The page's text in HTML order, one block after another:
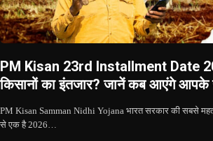
PM Kisan 23rd Installment Date
किसानों का इंतजार? जानें कब आएंगे आपके
PM Kisan Samman Nidhi Yojana भारत सरकार की सबसे
से एक है 2026…